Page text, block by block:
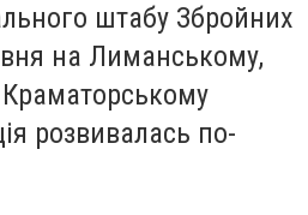
штабу Збройних
на Лиманському,
розвивалась по-